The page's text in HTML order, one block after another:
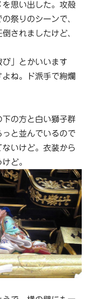
を思い出した。攻殻
祭りのシーンで、
されましたけど、
び」とかいいます
ね。ド派手で絢爛
の方と白い獅子群
と並んでいるので
いけど。衣装から
ど。